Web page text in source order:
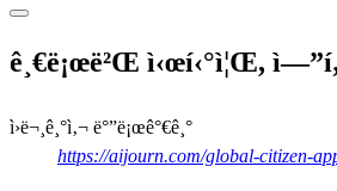
ê¸€ë¡œë²Œ ì‹œí‹°ì¦Œ,
ì›ë¬¸ê¸°ì‚¬ ë°”ë¡œê°€ê¸°
https://aijourn.com/global-citizen-